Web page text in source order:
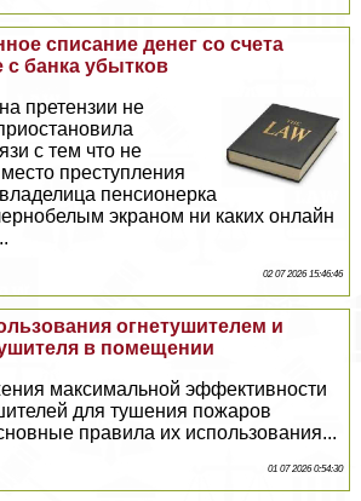
списание денег со счета
с банка убытков
претензии не
с тем что не
преступления
пенсионерка
экраном ни каких онлайн
02 07 2026 15:46:46
огнетушителем и
в помещении
максимальной эффективности
для тушения пожаров
правила их использования...
01 07 2026 0:54:30